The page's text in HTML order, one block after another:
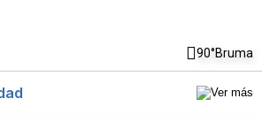
90°Bruma